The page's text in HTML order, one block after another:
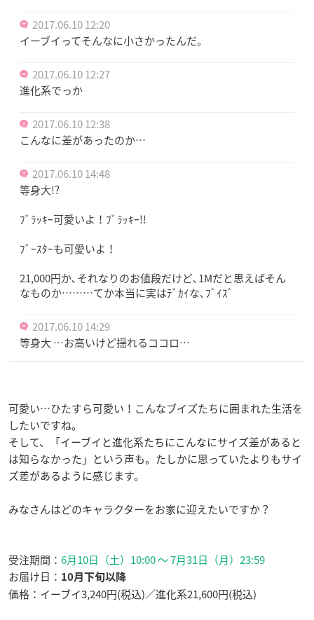
2017.06.10 12:20
イーブイってそんなに小さかったんだ。
2017.06.10 12:27
進化系でっか
2017.06.10 12:38
こんなに差があったのか…
2017.06.10 14:48
等身大!?
ﾌﾞﾗｯｷｰ可愛いよ！ﾌﾞﾗｯｷｰ!!
ﾌﾞｰｽﾀｰも可愛いよ！
21,000円か､それなりのお値段だけど､1Mだと思えばそん
なものか………てか本当に実はﾃﾞｶｲな､ﾌﾞｲｽﾞ
2017.06.10 14:29
等身大 …お高いけど揺れるココロ…
可愛い…ひたすら可愛い！こんなブイズたちに囲まれた生活を
したいですね。
そして、「イーブイと進化系たちにこんなにサイズ差があると
は知らなかった」という声も。たしかに思っていたよりもサイ
ズ差があるように感じます。
みなさんはどのキャラクターをお家に迎えたいですか？
受注期間： 6月10日（土）10:00 ～ 7月31日（月）23:59
お届け日： 10月下旬以降
価格：イーブイ3,240円(税込)／進化系21,600円(税込)